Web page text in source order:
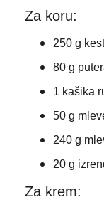
Za koru:
250 g
80 g
1 kašika
50 g
240 g
20 g
Za krem: